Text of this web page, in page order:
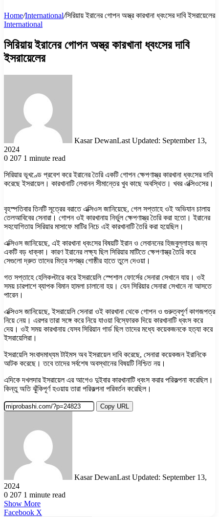
Home/International/সিরিয়ায় ইরানের গোপন অস্ত্র কারখানা ধ্বংসের দাবি ইসরায়েলের
International
সিরিয়ায় ইরানের গোপন অস্ত্র কারখানা ধ্বংসের দাবি
ইসরায়েলের
Kasar DewanLast Updated: September 13,
2024
0 207 1 minute read
সিরিয়ার ভূখণ্ডে প্রবেশ করে ইরানের তৈরি একটি গোপন ক্ষেপণাস্ত্র কারখানা ধ্বংসের দাবি
করেছে ইসরায়েল। কারখানাটি লেবানন সীমান্তের খুব কাছে অবস্থিত। খবর এক্সিওসের।
বৃহস্পতিবার তিনটি সূত্রের বরাতে এক্সিওস জানিয়েছে, গেল সপ্তাহে ওই অভিযান চালায়
তেলআবিবের সেনারা। গোপন ওই কারখানায় নির্ভুল ক্ষেপণাস্ত্র তৈরি করা হতো। ইরানের
সহযোগিতায় সিরিয়ার মাসাফে মাটির নিচে এই কারখানাটি তৈরি করা হয়েছিল।
এক্সিওস জানিয়েছে, এই কারখানা ধ্বংসের বিষয়টি ইরান ও লেবাননের হিজবুল্লাহর জন্য
একটি বড় ধাক্কা। কারণ ইরানের লক্ষ্য ছিল সিরিয়ার মাটিতে ক্ষেপণাস্ত্র তৈরি করে
সেগুলো দ্রুত তাদের মিত্র সশস্ত্র গোষ্ঠীর হাতে তুলে দেওয়া।
গত সপ্তাহে হেলিকপ্টারে করে ইসরায়েলি স্পেশাল ফোর্সের সেনারা সেখানে যায়। ওই
সময় চারপাশে ব্যাপক বিমান হামলা চালানো হয়। যেন সিরিয়ার সেনারা সেখানে না আসতে
পারেন।
এক্সিওস জানিয়েছে, ইসরায়েলি সেনারা ওই কারখানা থেকে গোপন ও গুরুত্বপূর্ণ কাগজপত্র
নিয়ে নেয়। এরপর তারা সঙ্গে করে নিয়ে যাওয়া বিস্ফোরক দিয়ে কারখানাটি ধ্বংস করে
দেয়। ওই সময় কারখানায় যেসব সিরিয়ান গার্ড ছিল তাদের মধ্যে কয়েকজনকে হত্যা করে
ইসরায়েলিরা।
ইসরায়েলি সংবাদমাধ্যম টাইমস অব ইসরায়েল দাবি করেছে, সেনারা কয়েকজন ইরানিকে
আটক করেছে। তবে তাদের সর্বশেষ অবস্থানের বিষয়টি নিশ্চিত নয়।
এদিকে দখলদার ইসরায়েল এর আগেও দুইবার কারখানাটি ধ্বংস করার পরিকল্পনা করেছিল।
কিন্তু অতি ঝুঁকিপূর্ণ হওয়ায় তারা পরিকল্পনা পরিবর্তন করেছিল।
Copy URL
Kasar DewanLast Updated: September 13,
2024
0 207 1 minute read
Show More
Facebook X